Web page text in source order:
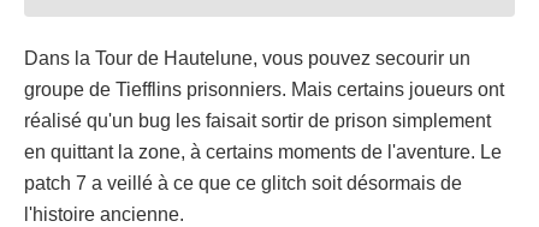
Dans la Tour de Hautelune, vous pouvez secourir un
groupe de Tiefflins prisonniers. Mais certains joueurs ont
réalisé qu'un bug les faisait sortir de prison simplement
en quittant la zone, à certains moments de l'aventure. Le
patch 7 a veillé à ce que ce glitch soit désormais de
l'histoire ancienne.